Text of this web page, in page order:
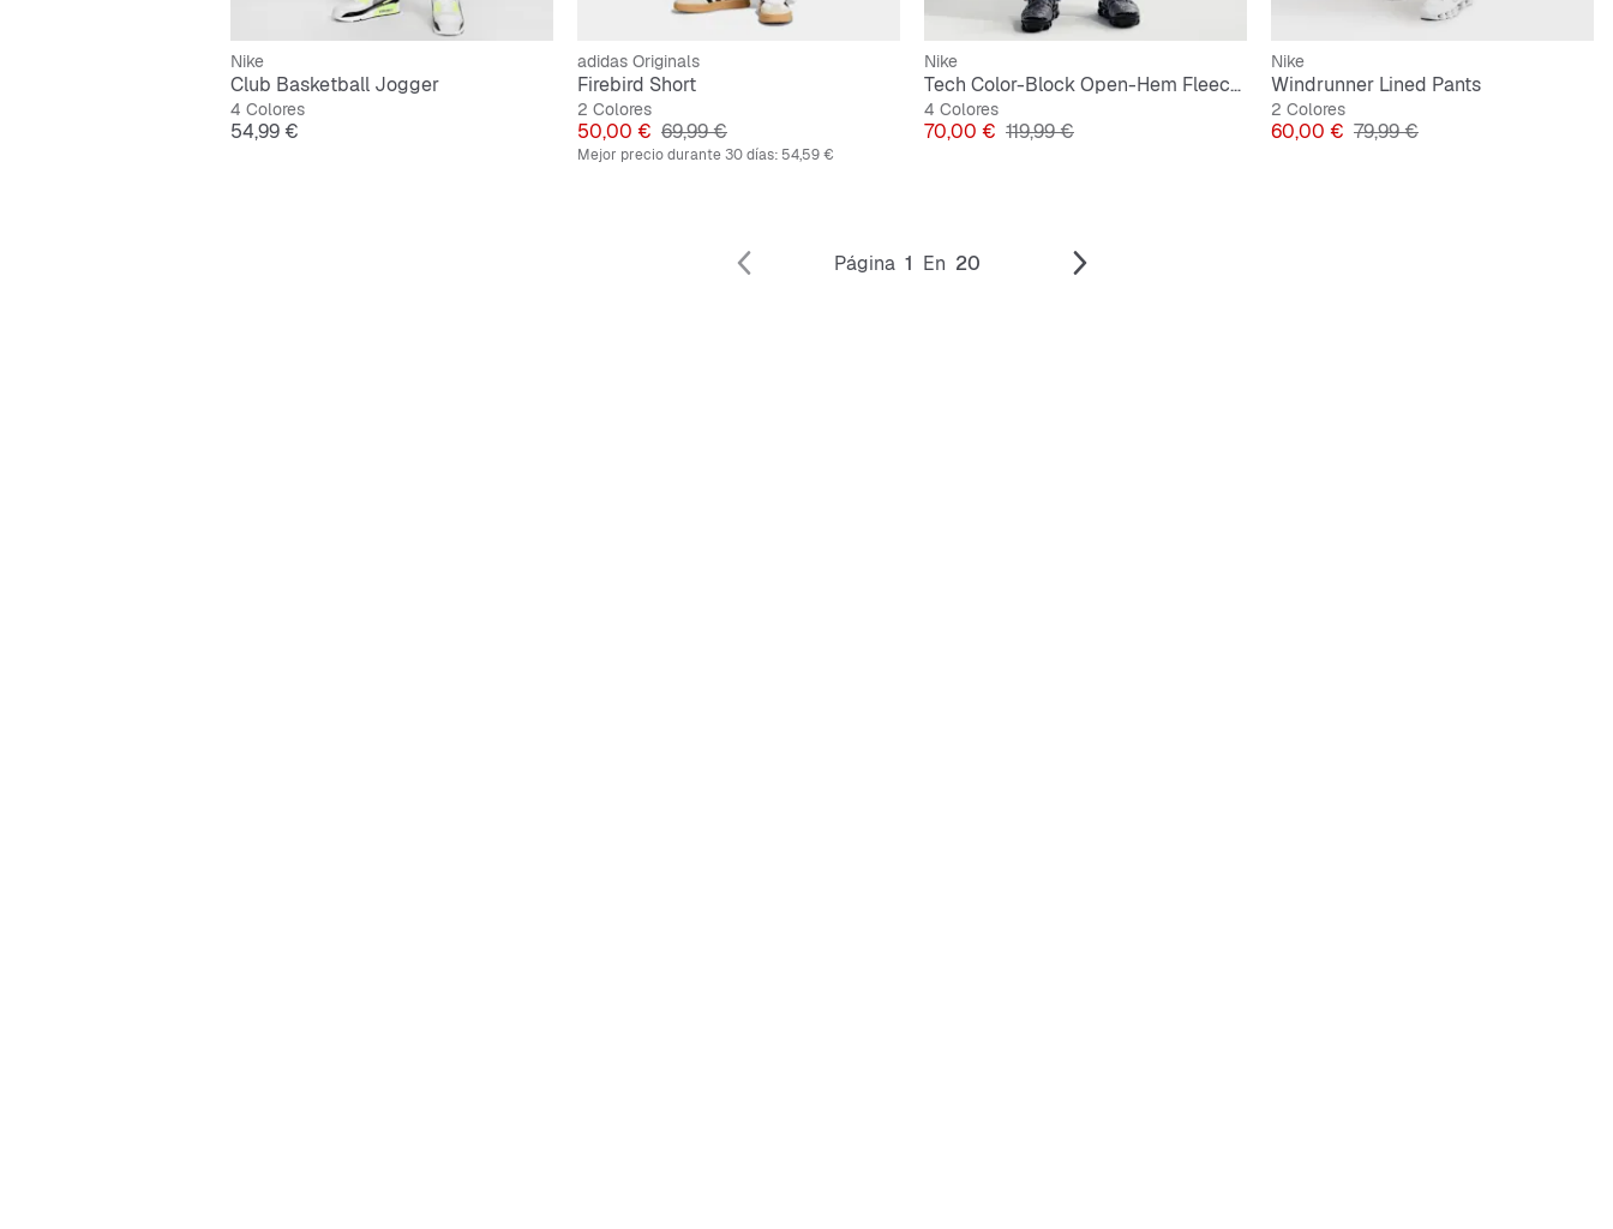
Nike
Club Basketball Jogger
4 Colores
Precio
54,99 €
adidas Originals
Firebird Short
2 Colores
Precio
50,00 € Precio original
69,99 €
Mejor precio durante 30 días: 54,59 €
Nike
Tech Color-Block Open-Hem Fleece Pants
4 Colores
Precio
70,00 € Precio original
119,99 €
Nike
Windrunner Lined Pants
2 Colores
Precio
60,00 € Precio original
79,99 €
Página 1 En 20